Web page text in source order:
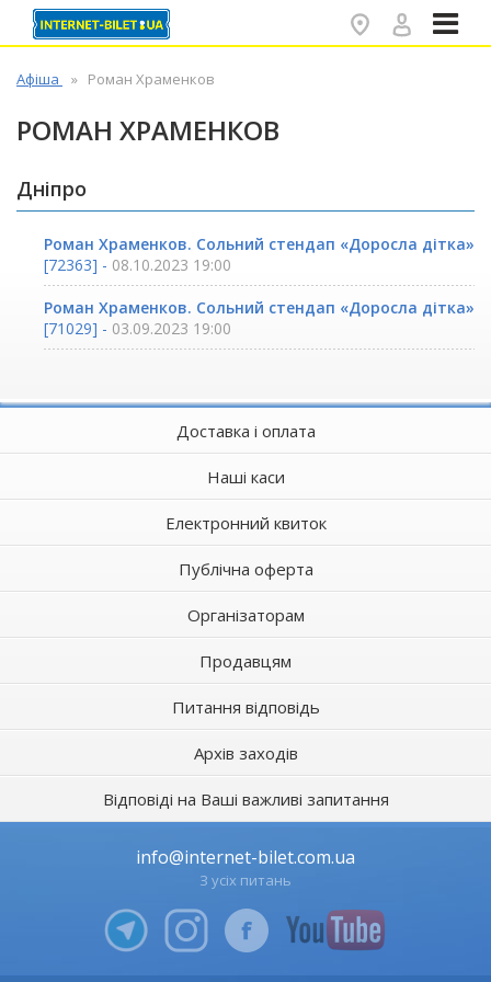
Афіша Роман Храменков
РОМАН ХРАМЕНКОВ
Дніпро
Роман Храменков. Сольний стендап «Доросла дітка»
[72363] - 08.10.2023 19:00
Роман Храменков. Сольний стендап «Доросла дітка»
[71029] - 03.09.2023 19:00
Доставка і оплата
Наші каси
Електронний квиток
Публічна оферта
Організаторам
Продавцям
Питання відповідь
Архів заходів
Відповіді на Ваші важливі запитання
info@internet-bilet.com.ua
З усіх питань